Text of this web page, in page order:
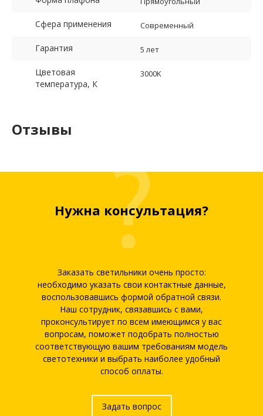
Сфера применения Современный
Гарантия 5 лет
Цветовая
температура, К
3000K
Отзывы
Нужна консультация?
Заказать светильники очень просто:
необходимо указать свои контактные данные,
воспользовавшись формой обратной связи.
Наш сотрудник, связавшись с вами,
проконсультирует по всем имеющимся у вас
вопросам, поможет подобрать полностью
соответствующую вашим требованиям модель
светотехники и выбрать наиболее удобный
способ оплаты.
Задать вопрос